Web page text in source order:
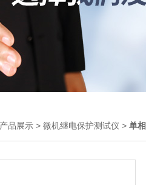
产品展示 > 微机继电保护测试仪 > 单